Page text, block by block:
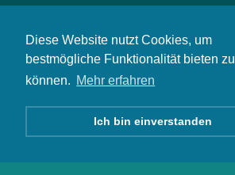
Diese Website nutzt Cookies, um
bestmögliche Funktionalität bieten zu
können. Mehr erfahren
Ich bin einverstanden